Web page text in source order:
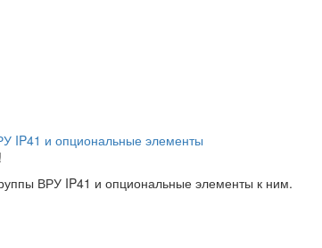
IP41 и опциональные элементы
ВРУ IP41 и опциональные элементы к ним.